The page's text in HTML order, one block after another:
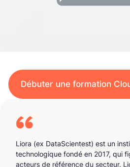
Débuter une formation
Liora (ex DataScientest) est un
technologique fondé en 2017, qui
acteurs de référence du secteur.